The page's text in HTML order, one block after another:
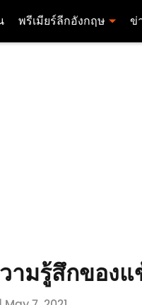
พรีเมียร์ลีกอังกฤษ ข่
ามรู้สึกของ